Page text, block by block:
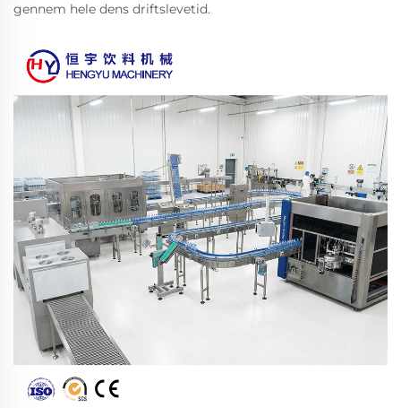
gennem hele dens driftslevetid.